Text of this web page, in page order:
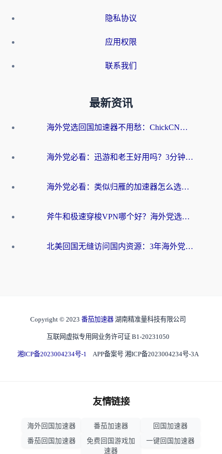
隐私协议
应用权限
联系我们
最新资讯
海外党选回国加速器不用愁：ChickCN和洞见哪个好？一篇搞定所有疑问
海外党必看：迅游和老王好用吗？3分钟选对加速国内网络的加速器
海外党必看：类似归雁的加速器怎么选？一篇搞定无缝访问国内资源
斧牛和极速穿梭VPN哪个好？海外党选回国加速器必看的真实对比与避坑指南
北美回国无缝访问国内资源：3年海外党亲测的加速器选择指南
Copyright © 2023 番茄加速器 湖南精准量科技有限公司
互联网虚拟专用网业务许可证 B1-20231050
湘ICP备2023004234号-1 APP备案号 湘ICP备2023004234号-3A
友情链接
海外回国加速器 番茄加速器
回国加速器
番茄回国加速器
免费回国游戏加
速器
一键回国加速器